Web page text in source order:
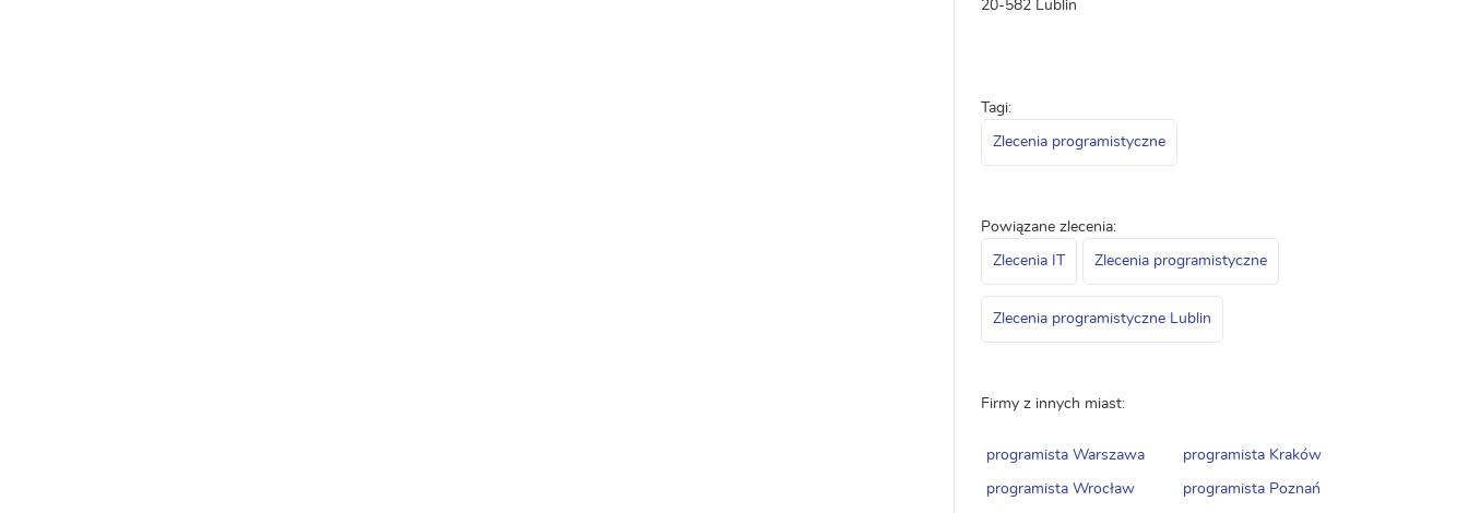
20-582 Lublin
Tagi:
Zlecenia programistyczne
Powiązane zlecenia:
Zlecenia IT Zlecenia programistyczne
Zlecenia programistyczne Lublin
Firmy z innych miast:
programista Warszawa programista Kraków
programista Wrocław programista Poznań